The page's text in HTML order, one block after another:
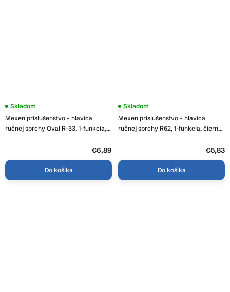
Mexen príslušenstvo - hlavica
ručnej sprchy Oval R-33, 1-funkcia,
čierna, 79533-70
Skladom
€6,89
Do košíka
Mexen príslušenstvo - hlavica
ručnej sprchy R62, 1-funkcia, čierna,
Skladom
€5,83
Do košíka